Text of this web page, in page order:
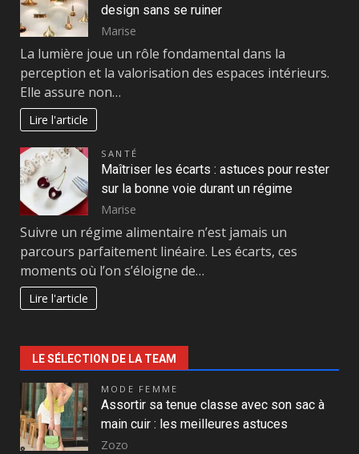
design sans se ruiner
Marise
La lumière joue un rôle fondamental dans la
perception et la valorisation des espaces intérieurs.
Elle assure non…
Lire l'article
SANTÉ
Maîtriser les écarts : astuces pour rester
sur la bonne voie durant un régime
Marise
Suivre un régime alimentaire n’est jamais un
parcours parfaitement linéaire. Les écarts, ces
moments où l’on s’éloigne de…
Lire l'article
LE SÉLECTION DE LA TEAM
MODE FEMME
Assortir sa tenue classe avec son sac à
main cuir : les meilleures astuces
Zozo